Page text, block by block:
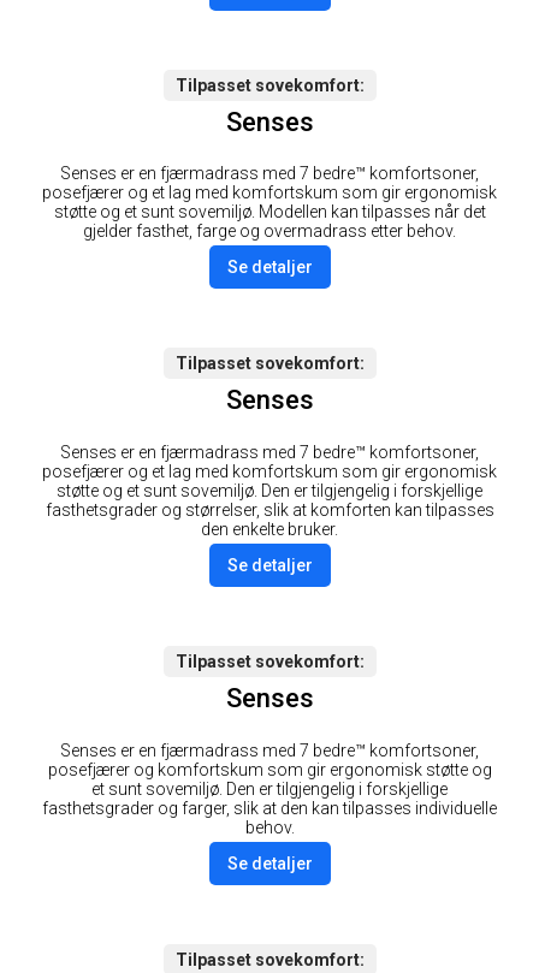
Tilpasset sovekomfort
Senses
Senses er en fjærmadrass med 7 bedre™ komfortsoner,
posefjærer og et lag med komfortskum som gir ergonomisk
støtte og et sunt sovemiljø. Modellen kan tilpasses når det
gjelder fasthet, farge og overmadrass etter behov.
Se detaljer
Tilpasset sovekomfort
Senses
Senses er en fjærmadrass med 7 bedre™ komfortsoner,
posefjærer og et lag med komfortskum som gir ergonomisk
støtte og et sunt sovemiljø. Den er tilgjengelig i forskjellige
fasthetsgrader og størrelser, slik at komforten kan tilpasses
den enkelte bruker.
Se detaljer
Tilpasset sovekomfort
Senses
Senses er en fjærmadrass med 7 bedre™ komfortsoner,
posefjærer og komfortskum som gir ergonomisk støtte og
et sunt sovemiljø. Den er tilgjengelig i forskjellige
fasthetsgrader og farger, slik at den kan tilpasses individuelle
behov.
Se detaljer
Tilpasset sovekomfort